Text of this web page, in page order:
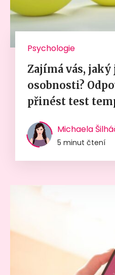
Psychologie
Zajímá vás,
osobnosti?
přinést test
Michaela
5 minut čtení